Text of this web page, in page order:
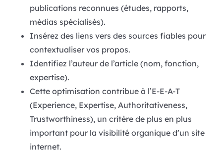
publications reconnues (études, rapports,
médias spécialisés).
Insérez des liens vers des sources fiables pour
contextualiser vos propos.
Identifiez l’auteur de l’article (nom, fonction,
expertise).
Cette optimisation contribue à l’E-E-A-T
(Experience, Expertise, Authoritativeness,
Trustworthiness), un critère de plus en plus
important pour la visibilité organique d’un site
internet.